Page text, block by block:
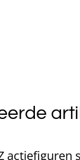
actiefiguren